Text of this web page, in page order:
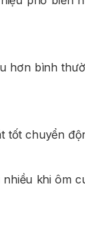
hơn bình
tốt chuyển
khi ôm